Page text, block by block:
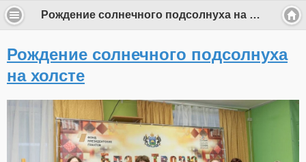
Рождение солнечного подсолнуха на холсте
Рождение солнечного подсолнуха
на холсте